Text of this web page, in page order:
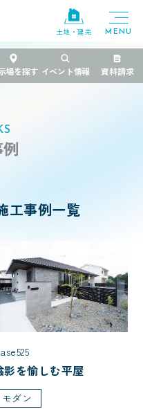
土地・建売
施工事例 勾配天井
工事例一覧
影を愉しむ平屋
モダン
×
円台